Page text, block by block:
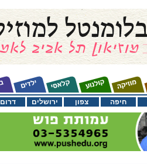
דרום ירושלים צפון חיפה